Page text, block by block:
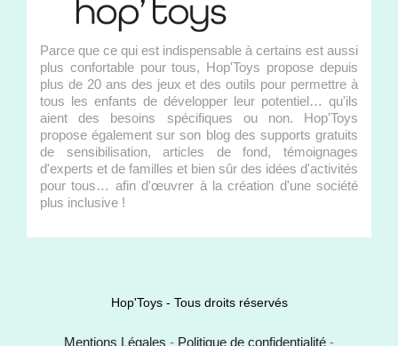
Parce que ce qui est indispensable à certains est aussi
plus confortable pour tous, Hop'Toys propose depuis
plus de 20 ans des jeux et des outils pour permettre à
tous les enfants de développer leur potentiel… qu'ils
aient des besoins spécifiques ou non. Hop'Toys
propose également sur son blog des supports gratuits
de sensibilisation, articles de fond, témoignages
d'experts et de familles et bien sûr des idées d'activités
pour tous… afin d'œuvrer à la création d'une société
plus inclusive !
Hop'Toys - Tous droits réservés
Mentions Légales - Politique de confidentialité -